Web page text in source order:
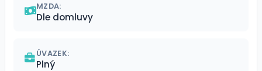
MZDA:
Dle domluvy
ÚVAZEK:
Plný